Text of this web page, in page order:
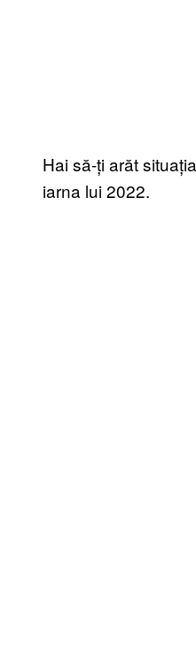
Hai să-ți arăt
iarna lui 2022.